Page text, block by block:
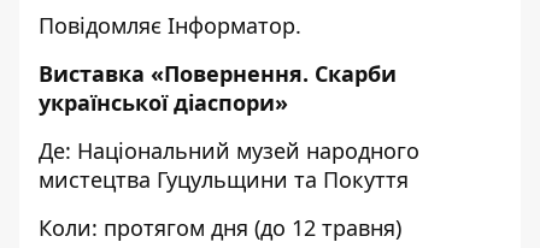
Повідомляє Інформатор.
Виставка «Повернення. Скарби
української діаспори»
Де: Національний музей народного
мистецтва Гуцульщини та Покуття
Коли: протягом дня (до 12 травня)